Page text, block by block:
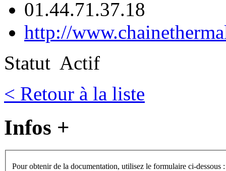
01.44.71.37.18
http://
Statut Actif
< Retour à la liste
Infos +
Pour obtenir de la documentation, utilisez le formulaire ci-dessous :